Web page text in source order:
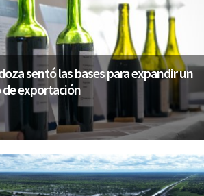
sentó las bases para expandir un
exportación